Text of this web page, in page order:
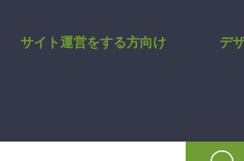
イレクト先 | サ
サイト運営をする方向け デ